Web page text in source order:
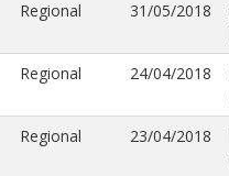
Regional 31/05/2018
Regional 24/04/2018
Regional 23/04/2018